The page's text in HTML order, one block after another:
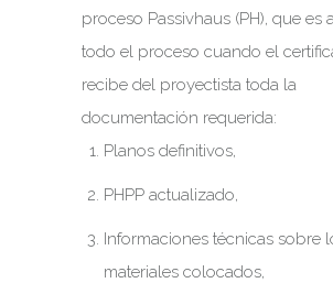
proceso Passivhaus (PH), que es
todo el proceso cuando el
recibe del proyectista toda la
documentación requerida:
Planos definitivos,
PHPP actualizado,
Informaciones técnicas sobre
materiales colocados,